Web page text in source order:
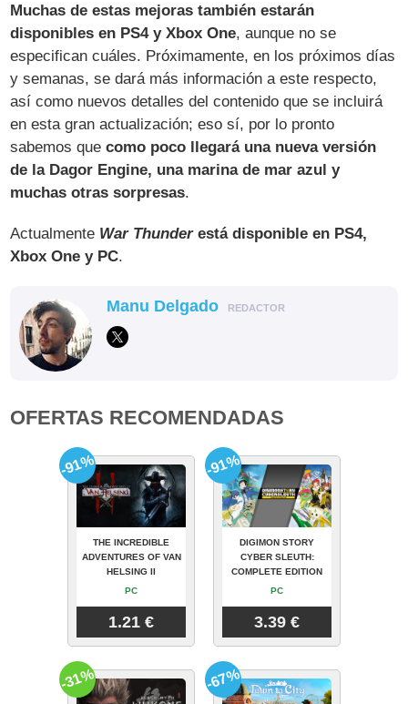
Muchas de estas mejoras también estarán
disponibles en PS4 y Xbox One, aunque no se
especifican cuáles. Próximamente, en los próximos días
y semanas, se dará más información a este respecto,
así como nuevos detalles del contenido que se incluirá
en esta gran actualización; eso sí, por lo pronto
sabemos quecomo poco llegará una nueva versión
de la Dagor Engine, una marina de mar azul y
muchas otras sorpresas.
Actualmente War Thunderestá disponible en PS4,
Xbox One y PC.
Manu Delgado REDACTOR
OFERTAS RECOMENDADAS
THE INCREDIBLE
ADVENTURES OF VAN
HELSING II
PC
1.21 €
-91%
DIGIMON STORY
CYBER SLEUTH:
COMPLETE EDITION
PC
3.39 €
-91%
-31% -67%